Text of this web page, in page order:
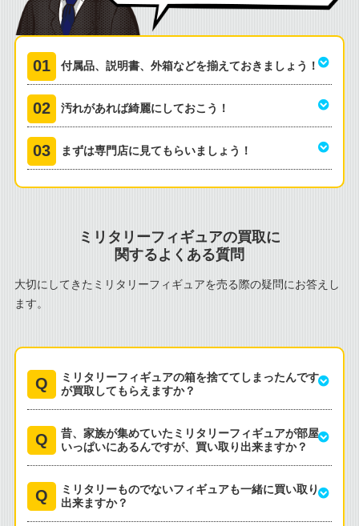
付属品、説明書、外箱などを揃えておきましょう！
汚れがあれば綺麗にしておこう！
まずは専門店に見てもらいましょう！
ミリタリーフィギュアの買取に
関するよくある質問
大切にしてきたミリタリーフィギュアを売る際の疑問にお答えし
ます。
ミリタリーフィギュアの箱を捨ててしまったんです
が買取してもらえますか？
昔、家族が集めていたミリタリーフィギュアが部屋
いっぱいにあるんですが、買い取り出来ますか？
ミリタリーものでないフィギュアも一緒に買い取り
出来ますか？